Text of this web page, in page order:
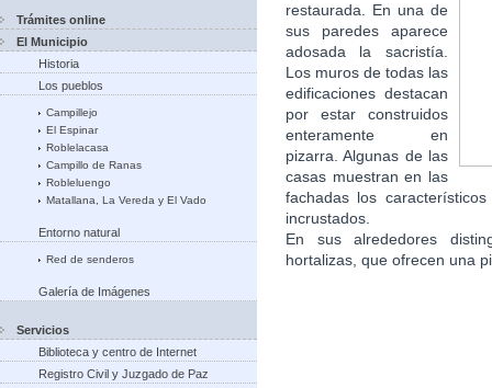
Trámites online
El Municipio
Historia
Los pueblos
Campillejo
El Espinar
Roblelacasa
Campillo de Ranas
Robleluengo
Matallana, La Vereda y El Vado
Entorno natural
Red de senderos
Galería de Imágenes
Servicios
Biblioteca y centro de Internet
Registro Civil y Juzgado de Paz
restaurada. En una de
sus paredes aparece
adosada la sacristía.
Los muros de todas las
edificaciones destacan
por estar construidos
enteramente en
pizarra. Algunas de las
casas muestran en las
fachadas los
incrustados.
En sus alrededores
hortalizas, que ofrecen una